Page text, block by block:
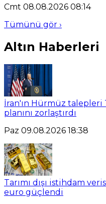
Cmt 08.08.2026 08:14
Tümünü gör ›
Altın Haberleri
İran'ın Hürmüz talepleri
planını zorlaştırdı
Paz 09.08.2026 18:38
Tarımı dışı istihdam
euro güçlendi